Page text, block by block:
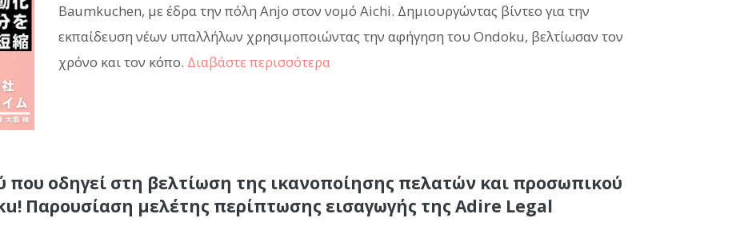
Baumkuchen, με έδρα την πόλη Anjo στον νομό Aichi. Δημιουργώντας βίντεο για την
εκπαίδευση νέων υπαλλήλων χρησιμοποιώντας την αφήγηση του Ondoku, βελτίωσαν τον
χρόνο και τον κόπο. Διαβάστε περισσότερα
που οδηγεί στη βελτίωση της ικανοποίησης πελατών και προσωπικού
Παρουσίαση μελέτης περίπτωσης εισαγωγής της Adire Legal